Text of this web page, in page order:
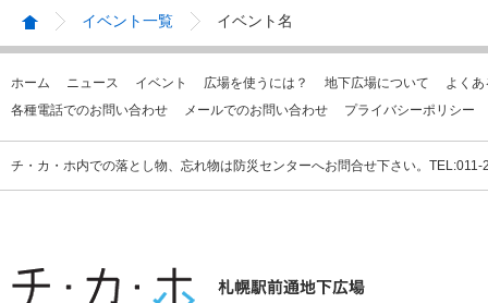
イベント一覧 イベント名
ホーム ニュース イベント 広場を使うには？ 地下広場について
よく
各種電話でのお問い合わせ
メールでのお問い合わせ プライバシーポリシー
チ・カ・ホ内での落とし物、忘れ物は防災センターへお問合せ下さい。